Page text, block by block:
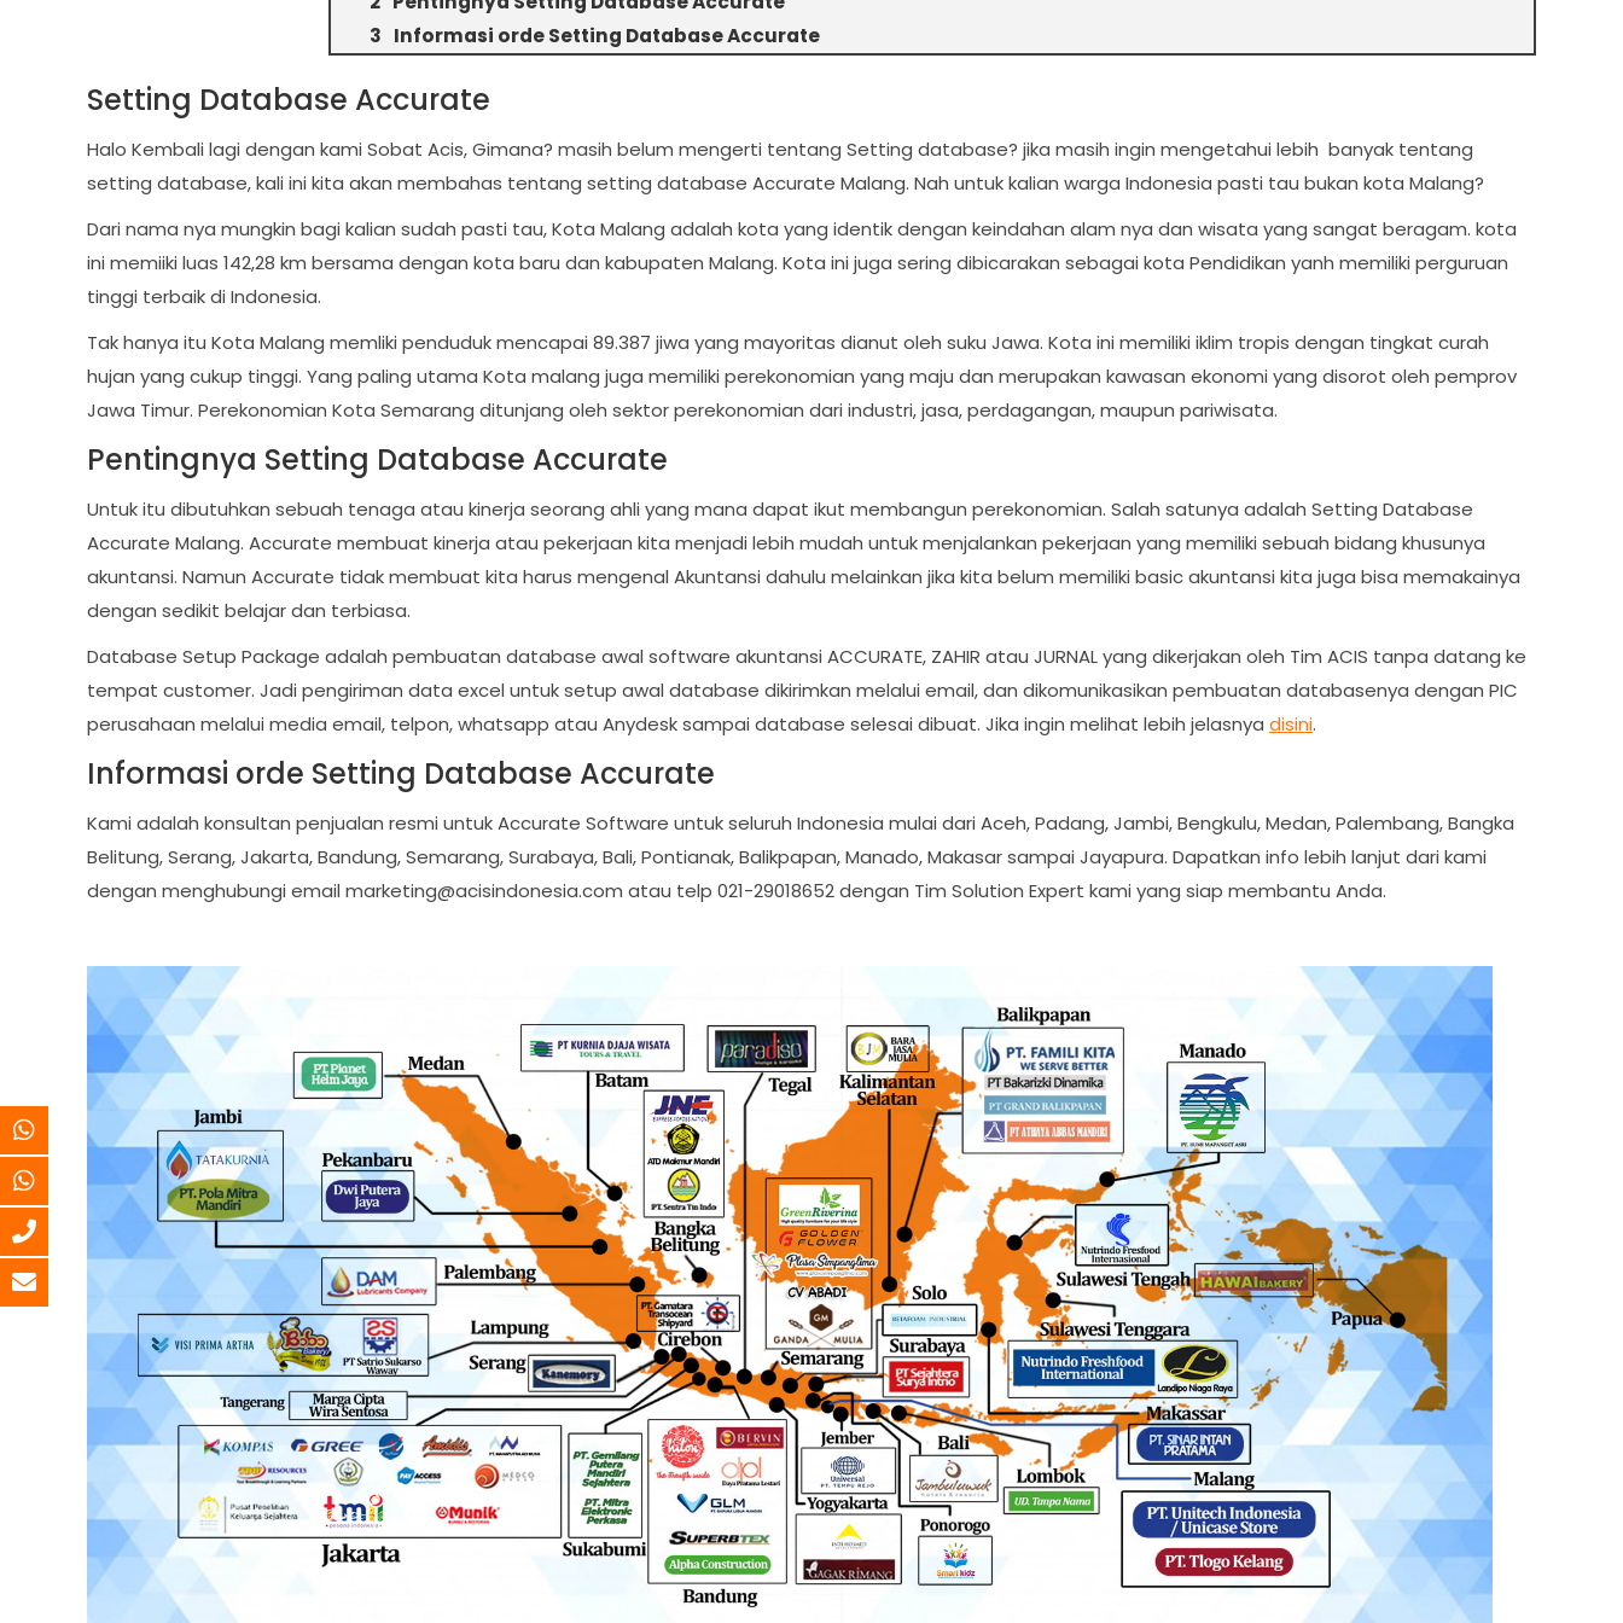
Informasi orde Setting Database Accurate
Setting Database Accurate
Halo Kembali lagi dengan kami Sobat Acis, Gimana? masih belum mengerti tentang Setting database? jika masih ingin mengetahui lebih banyak tentang
setting database, kali ini kita akan membahas tentang setting database Accurate Malang. Nah untuk kalian warga Indonesia pasti tau bukan kota Malang?
Dari nama nya mungkin bagi kalian sudah pasti tau, Kota Malang adalah kota yang identik dengan keindahan alam nya dan wisata yang sangat beragam. kota
ini memiiki luas 142,28 km bersama dengan kota baru dan kabupaten Malang. Kota ini juga sering dibicarakan sebagai kota Pendidikan yanh memiliki perguruan
tinggi terbaik di Indonesia.
Tak hanya itu Kota Malang memliki penduduk mencapai 89.387 jiwa yang mayoritas dianut oleh suku Jawa. Kota ini memiliki iklim tropis dengan tingkat curah
hujan yang cukup tinggi. Yang paling utama Kota malang juga memiliki perekonomian yang maju dan merupakan kawasan ekonomi yang disorot oleh pemprov
Jawa Timur. Perekonomian Kota Semarang ditunjang oleh sektor perekonomian dari industri, jasa, perdagangan, maupun pariwisata.
Pentingnya Setting Database Accurate
Untuk itu dibutuhkan sebuah tenaga atau kinerja seorang ahli yang mana dapat ikut membangun perekonomian. Salah satunya adalah Setting Database
Accurate Malang. Accurate membuat kinerja atau pekerjaan kita menjadi lebih mudah untuk menjalankan pekerjaan yang memiliki sebuah bidang khusunya
akuntansi. Namun Accurate tidak membuat kita harus mengenal Akuntansi dahulu melainkan jika kita belum memiliki basic akuntansi kita juga bisa memakainya
dengan sedikit belajar dan terbiasa.
Database Setup Package adalah pembuatan database awal software akuntansi ACCURATE, ZAHIR atau JURNAL yang dikerjakan oleh Tim ACIS tanpa datang ke
tempat customer. Jadi pengiriman data excel untuk setup awal database dikirimkan melalui email, dan dikomunikasikan pembuatan databasenya dengan PIC
perusahaan melalui media email, telpon, whatsapp atau Anydesk sampai database selesai dibuat. Jika ingin melihat lebih jelasnya disini.
Informasi orde Setting Database Accurate
Kami adalah konsultan penjualan resmi untuk Accurate Software untuk seluruh Indonesia mulai dari Aceh, Padang, Jambi, Bengkulu, Medan, Palembang, Bangka
Belitung, Serang, Jakarta, Bandung, Semarang, Surabaya, Bali, Pontianak, Balikpapan, Manado, Makasar sampai Jayapura. Dapatkan info lebih lanjut dari kami
dengan menghubungi email marketing@acisindonesia.com atau telp 021-29018652 dengan Tim Solution Expert kami yang siap membantu Anda.